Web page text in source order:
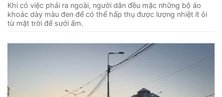
Khi có việc phải ra ngoài, người dân đều mặc những bộ áo
khoác dày màu đen để có thể hấp thụ được lượng nhiệt ít ỏi
từ mặt trời để sưởi ấm.